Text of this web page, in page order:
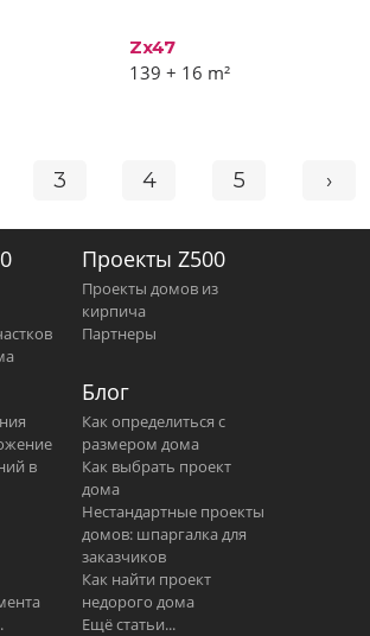
Zx47
139 + 16 m²
3 4 5 ›
Проекты Z500
Проекты домов из
кирпича
Партнеры
в
Блог
Как определиться с
размером дома
Как выбрать проект
дома
Нестандартные проекты
домов: шпаргалка для
заказчиков
Как найти проект
недорого дома
Ещё статьи...